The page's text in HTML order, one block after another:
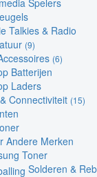
Spelers
Talkies & Radio
(9)
(6)
Batterijen
Laders
Connectiviteit (15)
Andere Merken
Toner
Solderen &